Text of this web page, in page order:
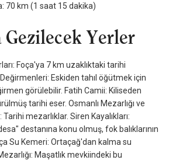
70 km (1 saat 15 dakika)
Gezilecek Yerler
Foça'ya 7 km uzaklıktaki tarihi
Eskiden tahıl öğütmek için
görülebilir. Fatih Camii: Kiliseden
tarihi eser. Osmanlı Mezarlığı ve
Tarihi mezarlıklar. Siren Kayalıkları:
destanına konu olmuş, fok balıklarının
Su Kemeri: Ortaçağ'dan kalma su
Maşatlık mevkiindeki bu